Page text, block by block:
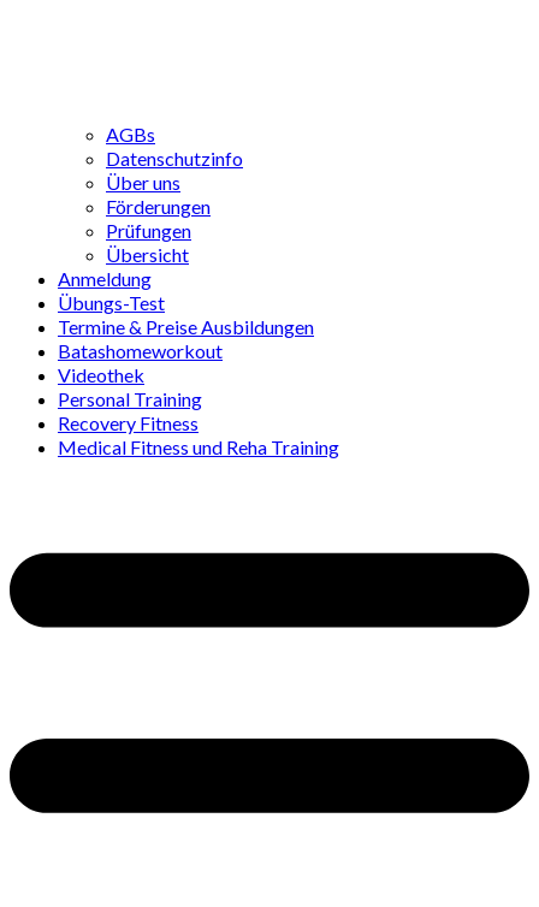
AGBs
Datenschutzinfo
Über uns
Förderungen
Prüfungen
Übersicht
Anmeldung
Übungs-Test
Termine & Preise Ausbildungen
Batashomeworkout
Videothek
Personal Training
Recovery Fitness
Medical Fitness und Reha Training